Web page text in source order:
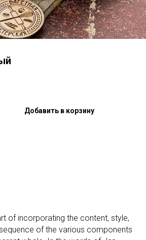
Добавить в корзину
of incorporating the content, style,
of the various components